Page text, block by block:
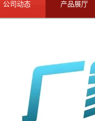
公司动态 产品展厅